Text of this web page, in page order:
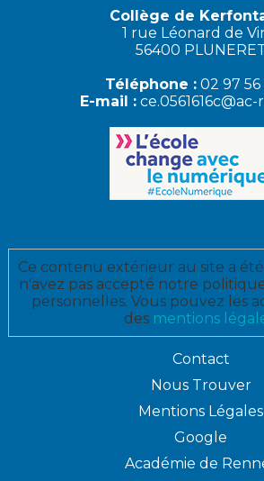
Collège de
1 rue Léonard de
56400
Téléphone : 02 97 56
E-mail :
Ce contenu extérieur au site a
n'avez pas accepté notre
personnelles. Vous pouvez les
des mentions
Contact
Nous Trouver
Mentions Légales
Google
Académie de